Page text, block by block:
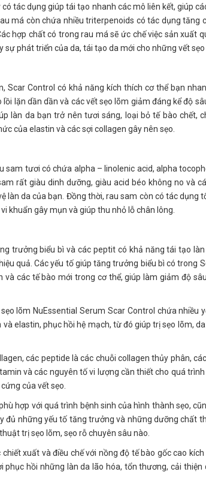
tác dụng giúp tái tạo nhanh các mô liên kết, giúp
má còn chứa nhiều triterpenoids có tác dụng tăng
hợp chất có trong rau má sẽ ức chế việc sản xuất
phát triển của da, tái tạo da mới cho những vết sẹo
Scar Control có khả năng kích thích cơ thể bạn
lặn dần dần và các vết sẹo lõm giảm đáng kể độ
làn da bạn trở nên tươi sáng, loại bỏ tế bào chết,
của elastin và các sợi collagen gây nên sẹo.
sam tươi có chứa alpha – linolenic acid, alpha
rất giàu dinh dưỡng, giàu acid béo không no và
làn da của bạn. Đồng thời, rau sam còn có tác dụng
khuẩn gây mụn và giúp thu nhỏ lỗ chân lông.
trưởng biểu bì và các peptit có khả năng tái tạo
quả. Các yếu tố giúp tăng trưởng biểu bì có trong
các tế bào mới trong cơ thể, giúp làm giảm độ
lõm NuEssential Serum Scar Control chứa nhiều
elastin, phục hồi hệ mạch, từ đó giúp trị sẹo lõm,
các peptide là các chuỗi collagen thủy phân,
và các nguyên tố vi lượng cần thiết cho quá
của vết sẹo.
hợp với quá trình bệnh sinh của hình thành sẹo,
đủ những yếu tố tăng trưởng và những dưỡng chất
trị sẹo lõm, sẹo rỗ chuyên sâu nào.
xuất và điều chế với nồng độ tế bào gốc cao
phục hồi những làn da lão hóa, tổn thương, cải